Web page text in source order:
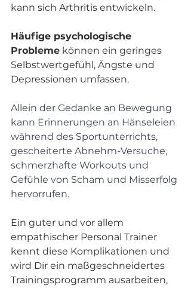
kann sich Arthritis entwickeln.
Häufige psychologische
Probleme können ein geringes
Selbstwertgefühl, Ängste und
Depressionen umfassen.
Allein der Gedanke an Bewegung
kann Erinnerungen an Hänseleien
während des Sportunterrichts,
gescheiterte Abnehm-Versuche,
schmerzhafte Workouts und
Gefühle von Scham und Misserfolg
hervorrufen.
Ein guter und vor allem
empathischer Personal Trainer
kennt diese Komplikationen und
wird Dir ein maßgeschneidertes
Trainingsprogramm ausarbeiten,